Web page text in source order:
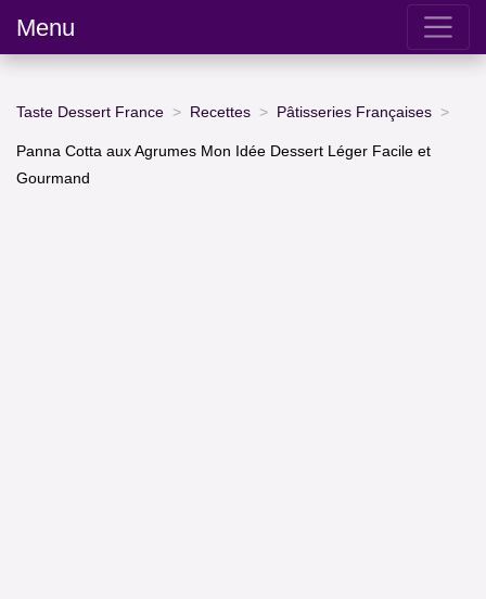
Menu
Taste Dessert France Recettes Pâtisseries Françaises
Panna Cotta aux Agrumes Mon Idée Dessert Léger Facile et
Gourmand